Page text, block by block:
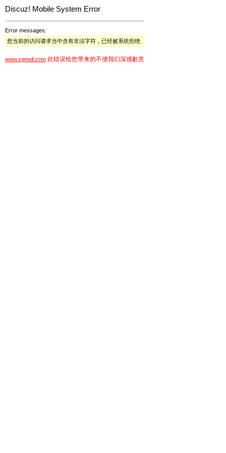
Discuz! Mobile System Error
Error messages:
您当前的访问请求当中含有非法字符，已经被系统拒绝
www.xgmoli.com 此错误给您带来的不便我们深感歉意